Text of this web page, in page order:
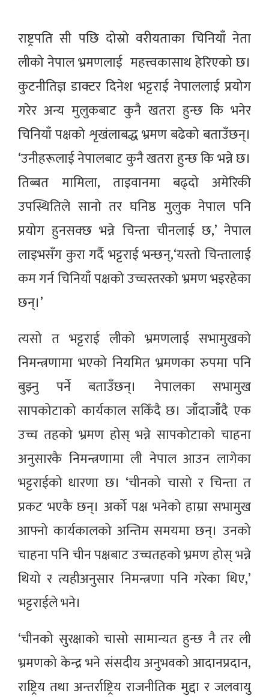
राष्ट्रपति सी पछि दोस्रो वरीयताका चिनियाँ नेता
लीको नेपाल भ्रमणलाई महत्त्वकासाथ हेरिएको छ।
कुटनीतिज्ञ डाक्टर दिनेश भट्टराई नेपाललाई प्रयोग
गरेर अन्य मुलुकबाट कुनै खतरा हुन्छ कि भनेर
चिनियाँ पक्षको शृखंलाबद्ध भ्रमण बढेको बताउँछन्।
‘उनीहरूलाई नेपालबाट कुनै खतरा हुन्छ कि भन्ने छ।
तिब्बत मामिला, ताइवानमा बढ्दो अमेरिकी
उपस्थितिले सानो तर घनिष्ठ मुलुक नेपाल पनि
प्रयोग हुनसक्छ भन्ने चिन्ता चीनलाई छ,’ नेपाल
लाइभसँग कुरा गर्दै भट्टराई भन्छन्,‘यस्तो चिन्तालाई
कम गर्न चिनियाँ पक्षको उच्चस्तरको भ्रमण भइरहेका
छन्।’
त्यसो त भट्टराई लीको भ्रमणलाई सभामुखको
निमन्त्रणामा भएको नियमित भ्रमणका रुपमा पनि
बुझ्नु पर्ने बताउँछन्। नेपालका सभामुख
सापकोटाको कार्यकाल सकिँदै छ। जाँदाजाँदै एक
उच्च तहको भ्रमण होस् भन्ने सापकोटाको चाहना
अनुसारकै निमन्त्रणामा ली नेपाल आउन लागेका
भट्टराईको धारणा छ। ‘चीनको चासो र चिन्ता त
प्रकट भएकै छन्। अर्को पक्ष भनेको हाम्रा सभामुख
आफ्नो कार्यकालको अन्तिम समयमा छन्। उनको
चाहना पनि चीन पक्षबाट उच्चतहको भ्रमण होस् भन्ने
थियो र त्यहीअनुसार निमन्त्रणा पनि गरेका थिए,’
भट्टराईले भने।
‘चीनको सुरक्षाको चासो सामान्यत हुन्छ नै तर ली
भ्रमणको केन्द्र भने संसदीय अनुभवको आदानप्रदान,
राष्ट्रिय तथा अन्तर्राष्ट्रिय राजनीतिक मुद्दा र जलवायु